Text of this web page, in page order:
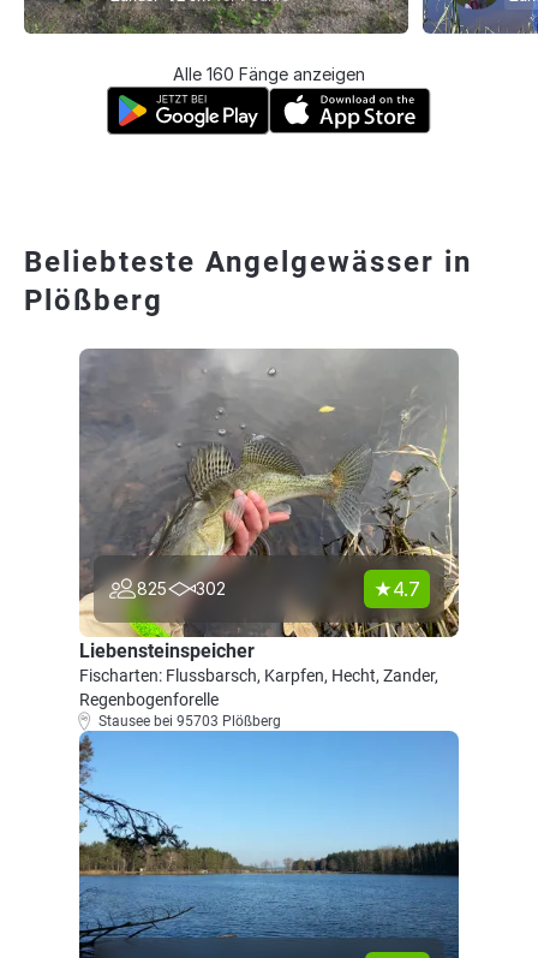
Alle 160 Fänge anzeigen
Beliebteste Angelgewässer in
Plößberg
825 302 4.7
Liebensteinspeicher
Fischarten: Flussbarsch, Karpfen, Hecht, Zander,
Regenbogenforelle
Stausee bei 95703 Plößberg